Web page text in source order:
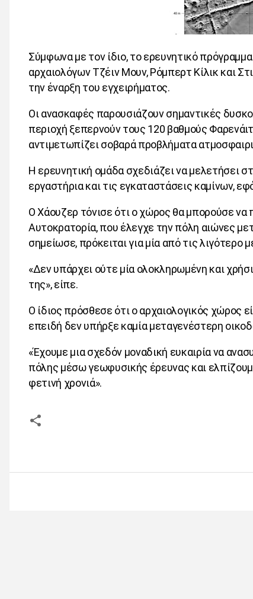
Σύμφωνα με τον ίδιο, το ερευνητικό
αρχαιολόγων Τζέιν Μουν, Ρόμπερτ Κίλικ και
την έναρξη του εγχειρήματος.
Οι ανασκαφές παρουσιάζουν σημαντικές
περιοχή ξεπερνούν τους 120 βαθμούς
αντιμετωπίζει σοβαρά προβλήματα
Η ερευνητική ομάδα σχεδιάζει να μελετήσει
εργαστήρια και τις εγκαταστάσεις καμίνων,
Ο Χάουζερ τόνισε ότι ο χώρος θα μπορούσε να
Αυτοκρατορία, που έλεγχε την πόλη αιώνες
σημείωσε, πρόκειται για μία από τις
«Δεν υπάρχει ούτε μία ολοκληρωμένη και
της», είπε.
Ο ίδιος πρόσθεσε ότι ο αρχαιολογικός χώρος
επειδή δεν υπήρξε καμία μεταγενέστερη
«Έχουμε μια σχεδόν μοναδική ευκαιρία να
πόλης μέσω γεωφυσικής έρευνας και
φετινή χρονιά».